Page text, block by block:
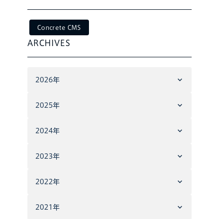
Concrete CMS
ARCHIVES
2026年
2025年
2024年
2023年
2022年
2021年